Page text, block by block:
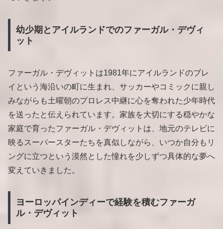
幼少期とアイルランドでのファーガル・デヴィ
ット
ファーガル・デヴィットは1981年にアイルランドのブレ
イという海沿いの町に生まれ、サッカーやコミックに親し
みながらも土曜朝のプロレス中継に心を奪われた少年時代
を送ったと伝えられています。家族を大切にする穏やかな
家庭で育ったファーガル・デヴィットは、地元のテレビに
映るスーパースターたちを真似しながら、いつか自分もリ
ングに立つという漠然とした憧れを少しずつ具体的な夢へ
変えていきました。
ヨーロッパインディーで経験を積むファーガ
ル・デヴィット